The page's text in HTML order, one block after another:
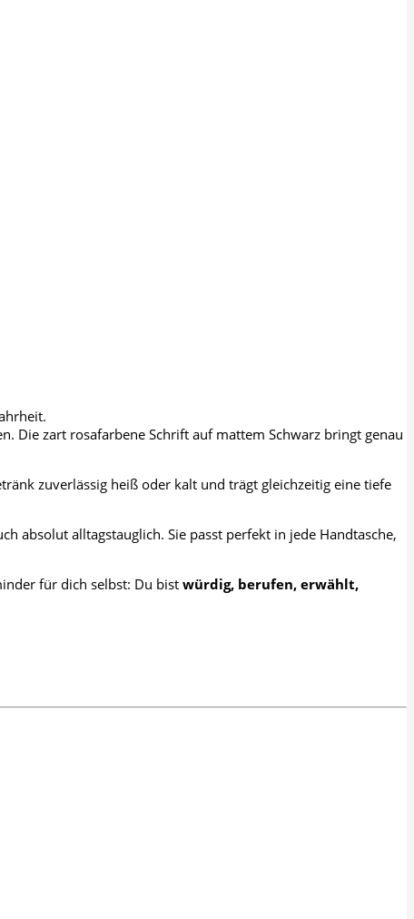
Die zart rosafarbene Schrift auf mattem Schwarz bringt genau
zuverlässig heiß oder kalt und trägt gleichzeitig eine tiefe
absolut alltagstauglich. Sie passt perfekt in jede Handtasche,
für dich selbst: Du bist würdig, berufen, erwählt,